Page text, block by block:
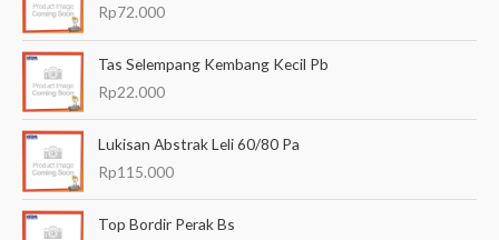
u
Rp72.000
Tas Selempang Kembang Kecil Pb
Rp22.000
Lukisan Abstrak Leli 60/80 Pa
Rp115.000
Top Bordir Perak Bs